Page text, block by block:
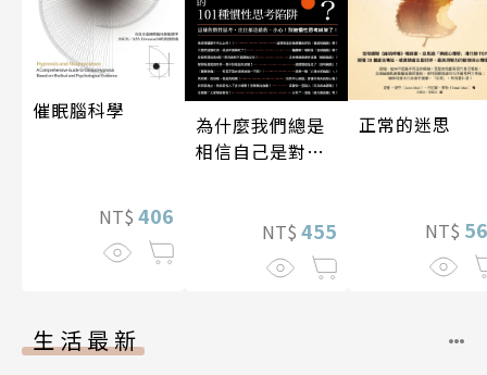
催眠腦科學
NT$ 406
為什麼我們總是
相信自己是對
NT$ 455
正常的迷思
NT$
生活最新